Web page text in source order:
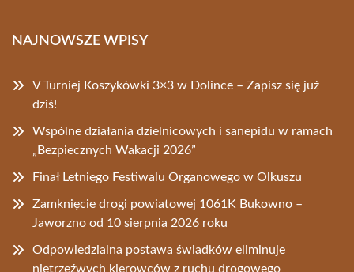
NAJNOWSZE WPISY
V Turniej Koszykówki 3×3 w Dolince – Zapisz się już
dziś!
Wspólne działania dzielnicowych i sanepidu w ramach
„Bezpiecznych Wakacji 2026”
Finał Letniego Festiwalu Organowego w Olkuszu
Zamknięcie drogi powiatowej 1061K Bukowno –
Jaworzno od 10 sierpnia 2026 roku
Odpowiedzialna postawa świadków eliminuje
nietrzeźwych kierowców z ruchu drogowego